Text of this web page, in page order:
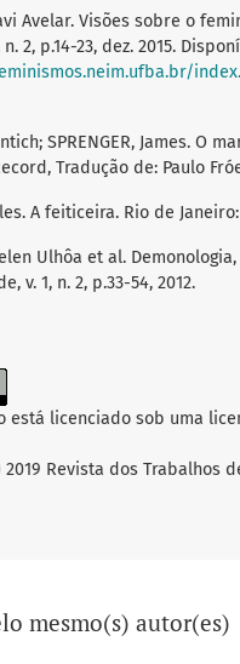
Avelar. Visões sobre o
2, p.14-23, dez. 2015.
SPRENGER, James.
Tradução de: Paulo
A feiticeira. Rio de
Ulhôa et al.
v. 1, n. 2, p.33-54, 2012.
está licenciado sob uma
Revista dos Trabalhos
mesmo(s) autor(es)